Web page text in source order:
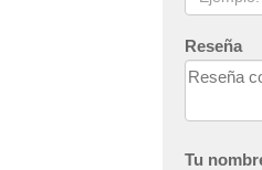
Reseña
Tu